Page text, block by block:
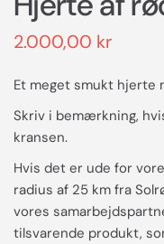
2.000,00 kr
Et meget smukt hjerte
Skriv i bemærkning,
kransen.
Hvis det er ude for
radius af 25 km fra
vores
tilsvarende produkt,